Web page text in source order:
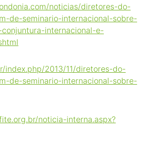
noticias/diretores-do-
de-seminario-internacional-sobre-
internacional-e-
index.php/2013/11/diretores-do-
de-seminario-internacional-sobre-
noticia-interna.aspx?